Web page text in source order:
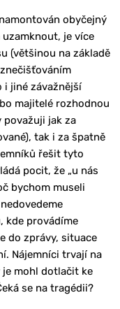
obyčejný
je více
(většinou na základě
i jiné závažnější
majitelé rozhodnou
považuji jak za
tak i za špatně
řešit tyto
pocit, že „u nás
bychom museli
kde provádíme
do zprávy, situace
Nájemníci trvají na
mohl dotlačit ke
se na tragédii?